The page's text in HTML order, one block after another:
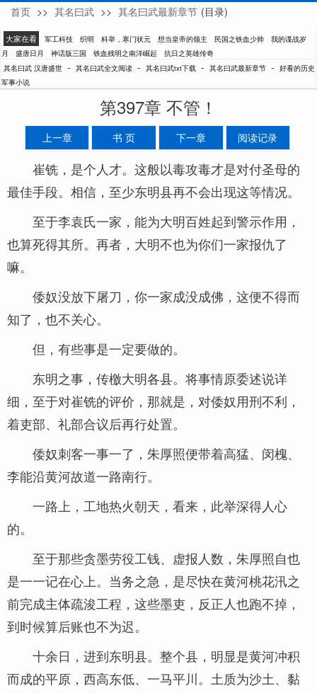
汉唐盛世
首页 >> 其名曰武 >> 其名曰武最新章节 (目录)
大家在看 军工科技 织明 科举，寒门状元 想当皇帝的领主 民国之铁血少帅
我的谍战岁
月
盛唐日月 神话版三国 铁血残明之南洋崛起
抗日之英雄传奇
其名曰武 汉唐盛世 - 其名曰武全文阅读 - 其名曰武txt下载 - 其名曰武最新章节 - 好看的历史
军事小说
第397章 不管！
上一章 书 页 下一章 阅读记录
崔铣，是个人才。这般以毒攻毒才是对付圣母的
最佳手段。相信，至少东明县再不会出现这等情况。
至于李袁氏一家，能为大明百姓起到警示作用，
也算死得其所。再者，大明不也为你们一家报仇了
嘛。
倭奴没放下屠刀，你一家成没成佛，这便不得而
知了，也不关心。
但，有些事是一定要做的。
东明之事，传檄大明各县。将事情原委述说详
细，至于对崔铣的评价，那就是，对倭奴用刑不利，
着吏部、礼部合议后再行处置。
倭奴刺客一事一了，朱厚照便带着高猛、闵槐、
李能沿黄河故道一路南行。
一路上，工地热火朝天，看来，此举深得人心
的。
至于那些贪墨劳役工钱、虚报人数，朱厚照自也
是一一记在心上。当务之急，是尽快在黄河桃花汛之
前完成主体疏浚工程，这些墨吏，反正人也跑不掉，
到时候算后账也不为迟。
十余日，进到东明县。整个县，明显是黄河冲积
而成的平原，西高东低、一马平川。土质为沙土、黏